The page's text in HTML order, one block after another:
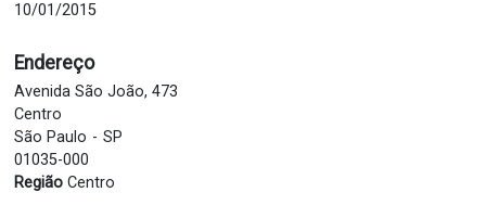
10/01/2015
Endereço
Avenida São João, 473
Centro
São Paulo
SP
01035-000
Região Centro